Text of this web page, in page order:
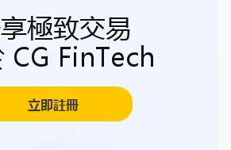
極致交易
CG FinTech
立即註冊